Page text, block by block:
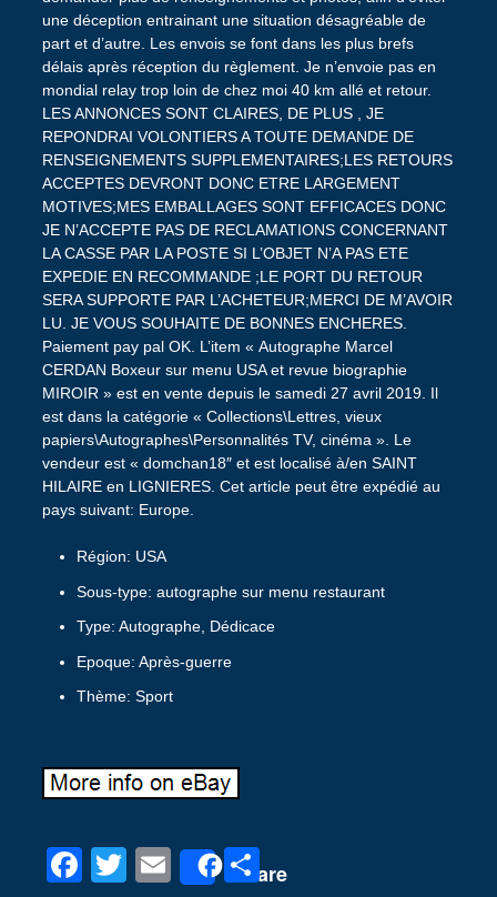
une déception entrainant une situation désagréable de
part et d’autre. Les envois se font dans les plus brefs
délais après réception du règlement. Je n’envoie pas en
mondial relay trop loin de chez moi 40 km allé et retour.
LES ANNONCES SONT CLAIRES, DE PLUS , JE
REPONDRAI VOLONTIERS A TOUTE DEMANDE DE
RENSEIGNEMENTS SUPPLEMENTAIRES;LES RETOURS
ACCEPTES DEVRONT DONC ETRE LARGEMENT
MOTIVES;MES EMBALLAGES SONT EFFICACES DONC
JE N’ACCEPTE PAS DE RECLAMATIONS CONCERNANT
LA CASSE PAR LA POSTE SI L’OBJET N’A PAS ETE
EXPEDIE EN RECOMMANDE ;LE PORT DU RETOUR
SERA SUPPORTE PAR L’ACHETEUR;MERCI DE M’AVOIR
LU. JE VOUS SOUHAITE DE BONNES ENCHERES.
Paiement pay pal OK. L’item « Autographe Marcel
CERDAN Boxeur sur menu USA et revue biographie
MIROIR » est en vente depuis le samedi 27 avril 2019. Il
est dans la catégorie « Collections\Lettres, vieux
papiers\Autographes\Personnalités TV, cinéma ». Le
vendeur est « domchan18″ et est localisé à/en SAINT
HILAIRE en LIGNIERES. Cet article peut être expédié au
pays suivant: Europe.
Région: USA
Sous-type: autographe sur menu restaurant
Type: Autographe, Dédicace
Epoque: Après-guerre
Thème: Sport
F
T
E
Share
P